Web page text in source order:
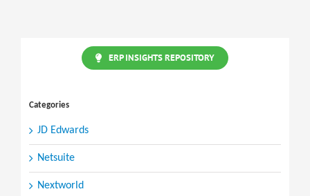
ERP INSIGHTS REPOSITORY
Categories
JD Edwards
Netsuite
Nextworld